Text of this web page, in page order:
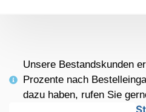
Unsere Bestandskunden
Prozente nach
dazu haben, rufen Sie